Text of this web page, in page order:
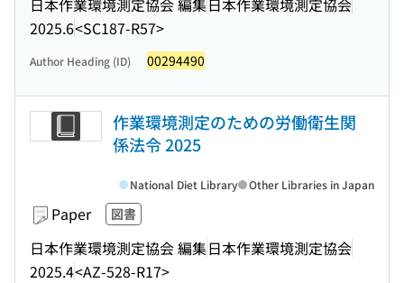
2025.6<SC187-R57>
Author Heading (ID) 00294490
作業環境測定のための労働衛生関
係法令 2025
Paper 図書
日本作業環境測定協会 編集日本作業環境測定協会
2025.4<AZ-528-R17>
National Diet Library Other Libraries in Japan